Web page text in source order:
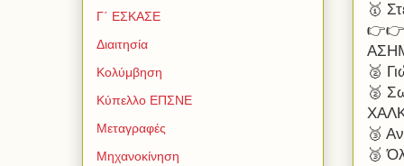
🥇
👉👉
🥈
🥈
🥉
🥉
Γ΄ ΕΣΚΑΣΕ
Διαιτησία
Κολύμβηση
Κύπελλο ΕΠΣΝΕ
Μεταγραφές
Μηχανοκίνηση